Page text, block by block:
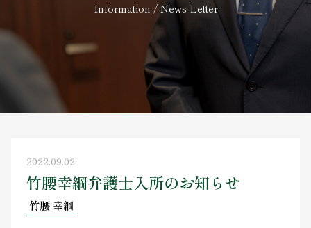
Information / News Letter
2022.09.02
竹腰幸綱弁護士入所のお知らせ
竹腰 幸綱
所属弁護士紹介
アクセス
新着情報
お問い合わせ